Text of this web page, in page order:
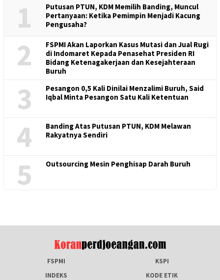
1
Putusan PTUN, KDM Memilih Banding, Muncul
Pertanyaan: Ketika Pemimpin Menjadi Kacung
Pengusaha?
2
FSPMI Akan Laporkan Kasus Mutasi dan Jual Rugi
di Indomaret Kepada Penasehat Presiden RI
Bidang Ketenagakerjaan dan Kesejahteraan
Buruh
3
Pesangon 0,5 Kali Dinilai Menzalimi Buruh, Said
Iqbal Minta Pesangon Satu Kali Ketentuan
4
Banding Atas Putusan PTUN, KDM Melawan
Rakyatnya Sendiri
5 Outsourcing Mesin Penghisap Darah Buruh
FSPMI
KSPI
INDEKS
KODE ETIK